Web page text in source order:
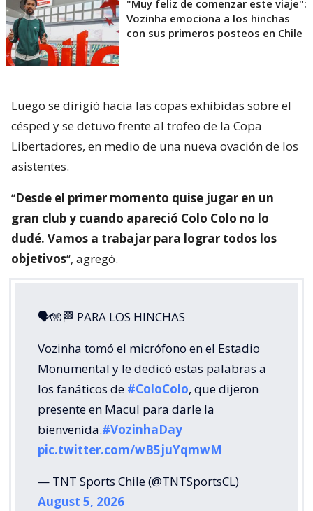
"Muy feliz de comenzar este viaje":
Vozinha emociona a los hinchas
con sus primeros posteos en Chile
Luego se dirigió hacia las copas exhibidas sobre el
césped y se detuvo frente al trofeo de la Copa
Libertadores, en medio de una nueva ovación de los
asistentes.
“Desde el primer momento quise jugar en un
gran club y cuando apareció Colo Colo no lo
dudé. Vamos a trabajar para lograr todos los
objetivos“, agregó.
🗣🧤🏁 PARA LOS HINCHAS
Vozinha tomó el micrófono en el Estadio
Monumental y le dedicó estas palabras a
los fanáticos de #ColoColo, que dijeron
presente en Macul para darle la
bienvenida.#VozinhaDay
pic.twitter.com/wB5juYqmwM
— TNT Sports Chile (@TNTSportsCL)
August 5, 2026